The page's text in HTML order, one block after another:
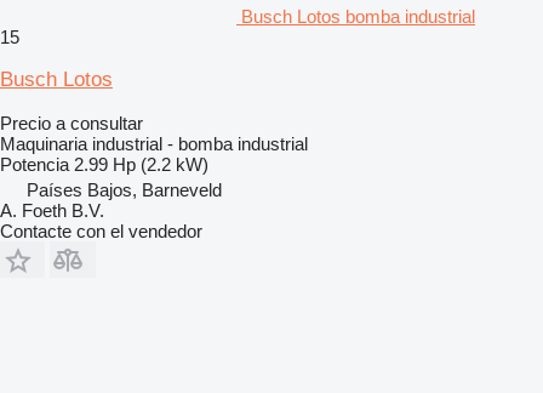
Busch Lotos bomba industrial
15
Busch Lotos
Precio a consultar
Maquinaria industrial - bomba industrial
Potencia 2.99 Hp (2.2 kW)
Países Bajos, Barneveld
A. Foeth B.V.
Contacte con el vendedor